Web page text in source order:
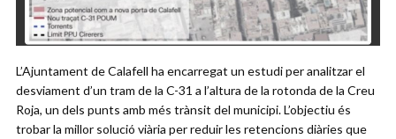
L’Ajuntament de Calafell ha encarregat un estudi per analitzar el
desviament d’un tram de la C-31 a l’altura de la rotonda de la Creu
Roja, un dels punts amb més trànsit del municipi. L’objectiu és
trobar la millor solució viària per reduir les retencions diàries que